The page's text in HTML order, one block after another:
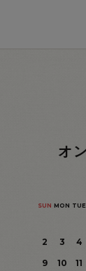
オ
SUN MON TUE
2
3 4
9
10 11